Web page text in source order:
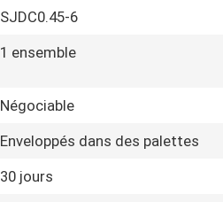
SJDC0.45-6
1 ensemble
Négociable
Enveloppés dans des palettes
30 jours